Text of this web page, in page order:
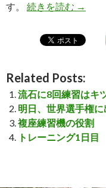
す。 続きを読む →
Related Posts:
流石に8回練習はキ
明日、世界選手権
複座練習機の役割
トレーニング1日目